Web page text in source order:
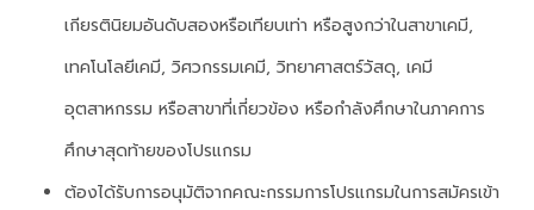
เกียรตินิยมอันดับสองหรือเทียบเท่า หรือสูงกว่าในสาขาเคมี,
เทคโนโลยีเคมี, วิศวกรรมเคมี, วิทยาศาสตร์วัสดุ, เคมี
อุตสาหกรรม หรือสาขาที่เกี่ยวข้อง หรือกำลังศึกษาในภาคการ
ศึกษาสุดท้ายของโปรแกรม
ต้องได้รับการอนุมัติจากคณะกรรมการโปรแกรมในการสมัครเข้า